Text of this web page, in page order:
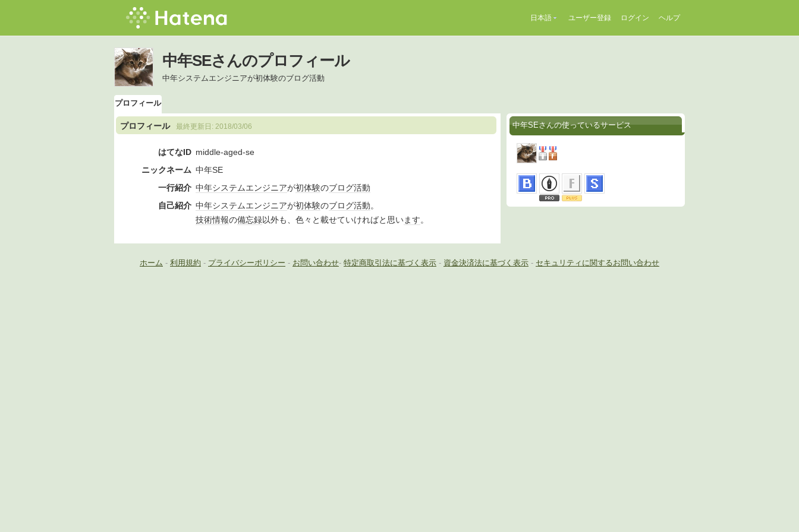
日本語 ユーザー登録 ログイン ヘルプ
中年SEさんのプロフィール
中年システムエンジニアが初体験のブログ活動
プロフィール
プロフィール 最終更新日: 2018/03/06
はてなID middle-aged-se
ニックネーム 中年SE
一行紹介 中年システムエンジニアが初体験のブログ活動
自己紹介 中年システムエンジニアが初体験のブログ活動。
技術情報の備忘録以外も、色々と載せていければと思います。
中年SEさんの使っているサービス
ホーム - 利用規約 - プライバシーポリシー - お問い合わせ- 特定商取引法に基づく表示 - 資金決済法に基づく表示 - セキュリティに関するお問い合わせ